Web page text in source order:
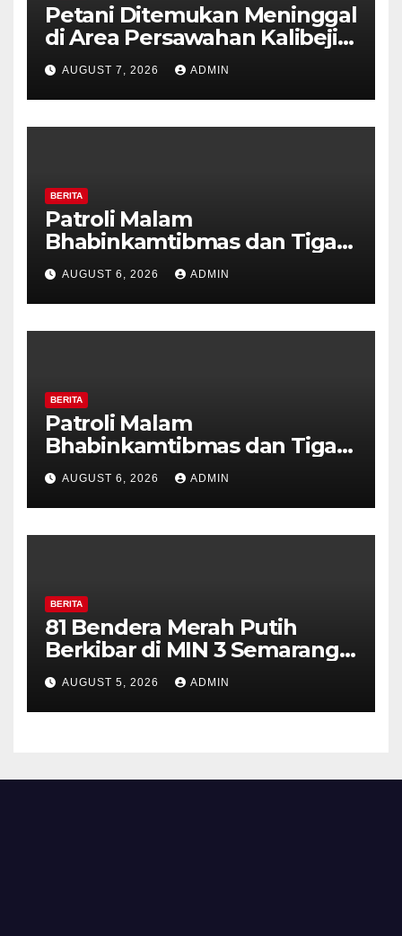
Petani Ditemukan Meninggal
di Area Persawahan Kalibeji,
Polisi Pastikan Tidak Ada
Tanda Kekerasan
AUGUST 7, 2026 ADMIN
BERITA
Patroli Malam
Bhabinkamtibmas dan Tiga
Pilar Kelurahan Ungaran
Perkuat Kamtibmas, Warga
Diajak Aktifkan Ronda
AUGUST 6, 2026 ADMIN
BERITA
Patroli Malam
Bhabinkamtibmas dan Tiga
Pilar Kelurahan Ungaran
Perkuat Kamtibmas, Warga
Diajak Aktifkan Ronda
AUGUST 6, 2026 ADMIN
BERITA
81 Bendera Merah Putih
Berkibar di MIN 3 Semarang,
Bhabinkamtibmas Desa
Timpik Hadiri Peringatan
HUT ke-81 Kemerdekaan RI
AUGUST 5, 2026 ADMIN